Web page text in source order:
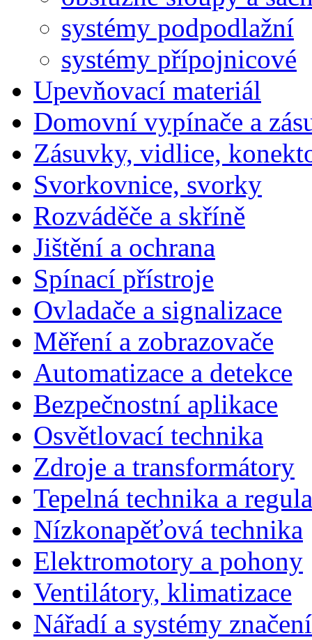
systémy podpodlažní
systémy přípojnicové
Upevňovací materiál
Domovní vypínače a
Zásuvky, vidlice,
Svorkovnice, svorky
Rozváděče a skříně
Jištění a ochrana
Spínací přístroje
Ovladače a signalizace
Měření a zobrazovače
Automatizace a detekce
Bezpečnostní aplikace
Osvětlovací technika
Zdroje a transformátory
Tepelná technika a
Nízkonapěťová technika
Elektromotory a pohony
Ventilátory, klimatizace
Nářadí a systémy značení